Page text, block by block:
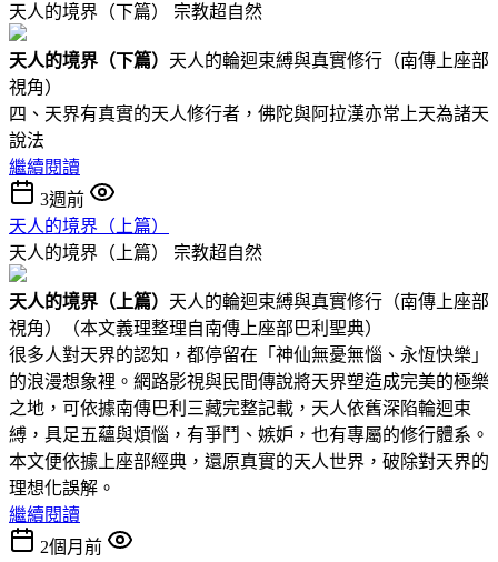
天人的境界（下篇） 宗教超自然
天人的境界（下篇） 天人的輪迴束縛與真實修行（南傳上座部
視角）
四、天界有真實的天人修行者，佛陀與阿拉漢亦常上天為諸天
說法
繼續閱讀
3週前
天人的境界（上篇）
天人的境界（上篇） 宗教超自然
天人的境界（ 上篇） 天人的輪迴束縛與真實修行（南傳上座部
視角）（本文義理整理自南傳上座部巴利聖典）
很多人對天界的認知，都停留在「神仙無憂無惱、永恆快樂」
的浪漫想象裡。網路影視與民間傳說將天界塑造成完美的極樂
之地，可依據南傳巴利三藏完整記載，天人依舊深陷輪迴束
縛，具足五蘊與煩惱，有爭鬥、嫉妒，也有專屬的修行體系。
本文便依據上座部經典，還原真實的天人世界，破除對天界的
理想化誤解。
繼續閱讀
2個月前